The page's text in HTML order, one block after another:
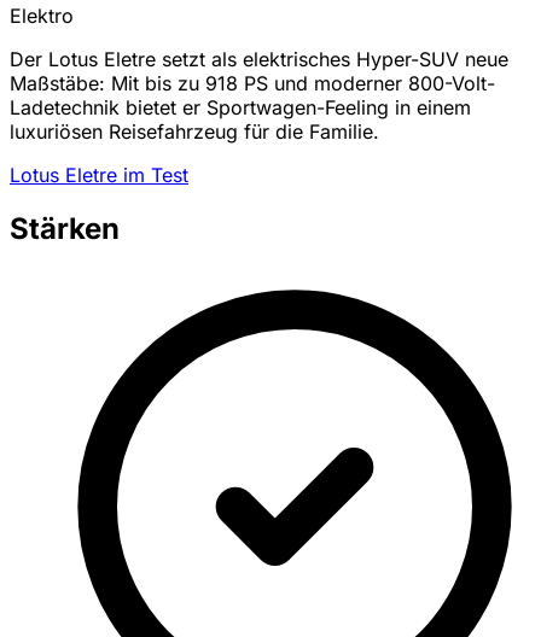
Elektro
Der Lotus Eletre setzt als elektrisches Hyper-SUV neue
Maßstäbe: Mit bis zu 918 PS und moderner 800-Volt-
Ladetechnik bietet er Sportwagen-Feeling in einem
luxuriösen Reisefahrzeug für die Familie.
Lotus Eletre im Test
Stärken